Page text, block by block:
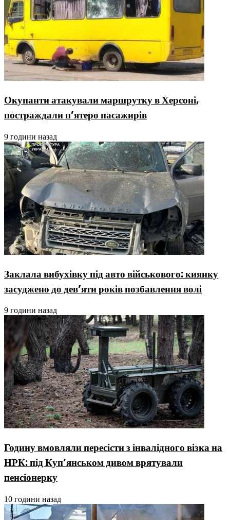
Окупанти атакували маршрутку в Херсоні,
постраждали п’ятеро пасажирів
9 години назад
Заклала вибухівку під авто військового: киянку
засуджено до дев’яти років позбавлення волі
9 години назад
Годину вмовляли пересісти з інвалідного візка на
НРК: під Куп’янськом дивом врятували
пенсіонерку
10 години назад